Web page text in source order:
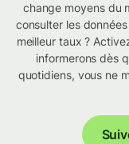
change moyens du
consulter les
meilleur taux ?
informerons dès
quotidiens, vous ne